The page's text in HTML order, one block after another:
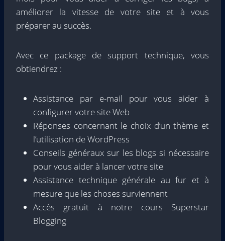
améliorer la vitesse de votre site et à vous
préparer au succès.
Avec ce package de support technique, vous
obtiendrez :
Assistance par e-mail pour vous aider à
configurer votre site Web
Réponses concernant le choix d’un thème et
l’utilisation de WordPress
Conseils généraux sur les blogs si nécessaire
pour vous aider à lancer votre site
Assistance technique générale au fur et à
mesure que les choses surviennent
Accès gratuit à notre cours Superstar
Blogging